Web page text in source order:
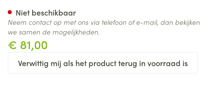
€ 81,00
Verwittig mij als het product terug in voorraad is
Niet beschikbaar
Neem contact op met ons via telefoon of e-mail, dan bekijken
we samen de mogelijkheden.